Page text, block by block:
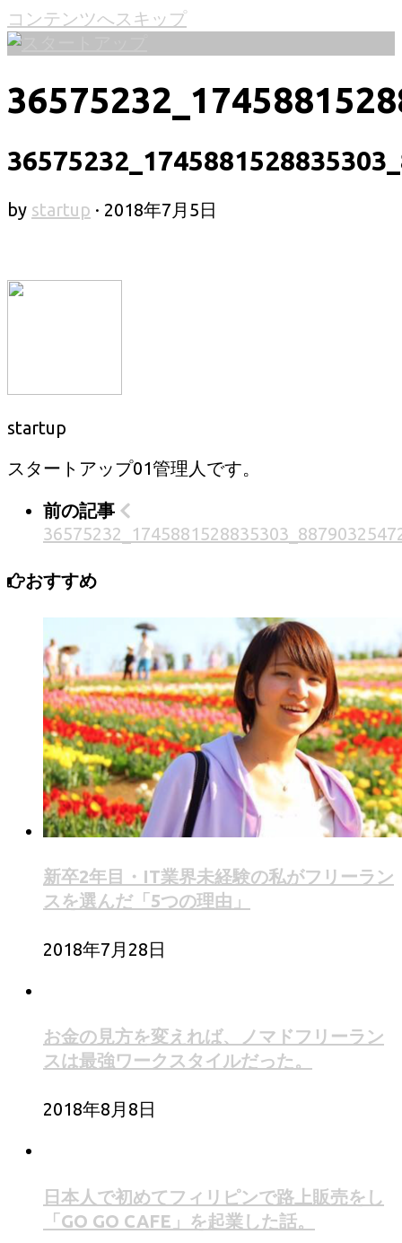
コンテンツへスキップ
by startup · 2018年7月5日
startup
スタートアップ01管理人です。
前の記事
おすすめ
新卒2年目・IT業界未経験の私がフリーラン
スを選んだ「5つの理由」
2018年7月28日
お金の見方を変えれば、ノマドフリーラン
スは最強ワークスタイルだった。
2018年8月8日
日本人で初めてフィリピンで路上販売をし
「GO GO CAFE」を起業した話。